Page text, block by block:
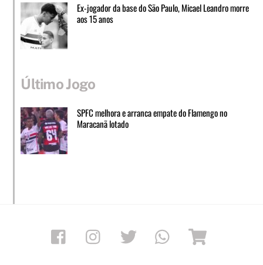
Ex-jogador da base do São Paulo, Micael Leandro morre
aos 15 anos
Último Jogo
SPFC melhora e arranca empate do Flamengo no
Maracanã lotado
Facebook Instagram Twitter Whatsapp